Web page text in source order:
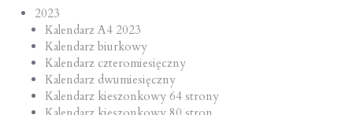
2023
Kalendarz A4 2023
Kalendarz biurkowy
Kalendarz czteromiesięczny
Kalendarz dwumiesięczny
Kalendarz kieszonkowy 64 strony